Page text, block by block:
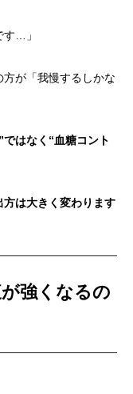
す…」
が「我慢するしかな
ではなく“血糖コント
方は大きく変わります
強くなるの